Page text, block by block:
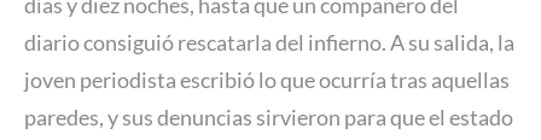
diario consiguió rescatarla del infierno. A su salida, la
joven periodista escribió lo que ocurría tras aquellas
paredes, y sus denuncias sirvieron para que el estado